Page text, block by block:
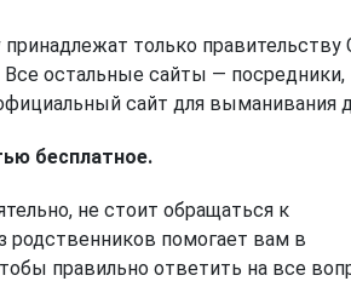
только
остальные сайты — посредники,
сайт для выманивания
бесплатное.
не стоит обращаться к
родственников помогает вам в
правильно ответить на все